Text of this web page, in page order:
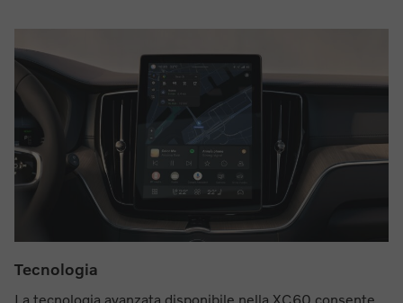
Tecnologia
La tecnologia avanzata disponibile nella XC60 consente